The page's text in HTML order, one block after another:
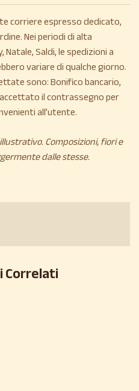
corriere espresso dedicato,
Nei periodi di alta
Natale, Saldi, le spedizioni a
variare di qualche giorno.
sono: Bonifico bancario,
accettato il contrassegno per
all’utente.
illustrativo. Composizioni, fiori e
dalle stesse.